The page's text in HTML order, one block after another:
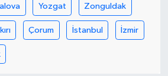
Yozgat Zonguldak
Çorum İstanbul İzmir